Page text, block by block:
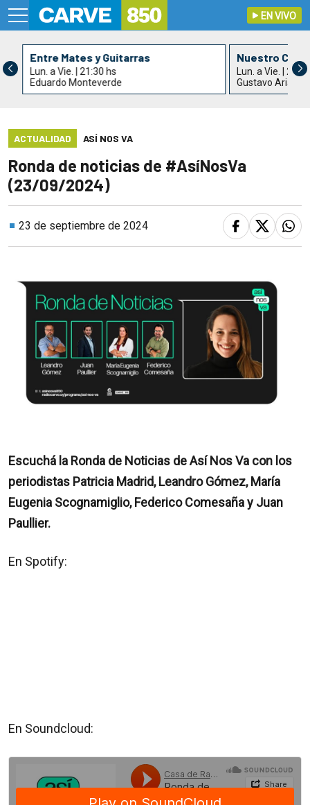
EN VIVO
Entre Mates y Guitarras
Lun. a Vie. | 21:30 hs
Eduardo Monteverde
Nuestro
Lun. a Vie. |
Gustavo Arias
ACTUALIDAD ASÍ NOS VA
Ronda de noticias de #AsíNosVa
(23/09/2024)
23 de septiembre de 2024
Escuchá la Ronda de Noticias de Así Nos Va con los
periodistas Patricia Madrid, Leandro Gómez, María
Eugenia Scognamiglio, Federico Comesaña y Juan
Paullier.
En Spotify:
En Soundcloud: